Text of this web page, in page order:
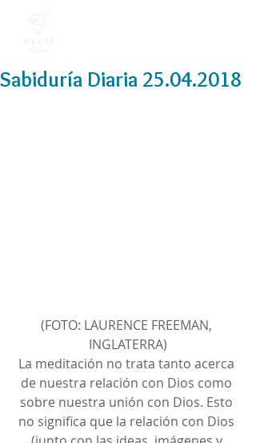
Sabiduría Diaria 25.04.2018
(FOTO: LAURENCE FREEMAN,
INGLATERRA)
La meditación no trata tanto acerca
de nuestra relación con Dios como
sobre nuestra unión con Dios. Esto
no significa que la relación con Dios